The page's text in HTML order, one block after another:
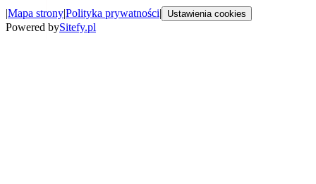
|Mapa strony|Polityka prywatności| Ustawienia cookies
Powered bySitefy.pl